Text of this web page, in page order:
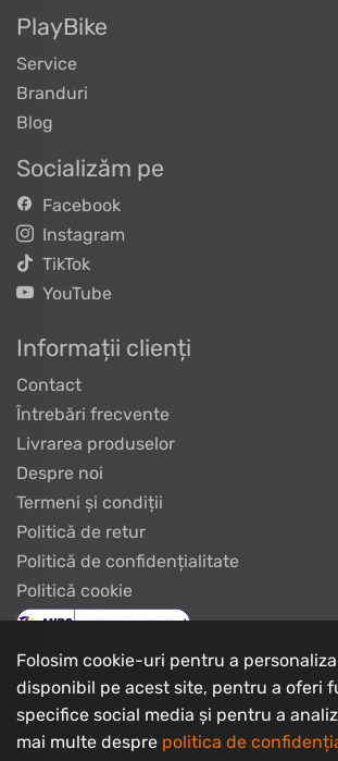
PlayBike
Service
Branduri
Blog
Socializăm pe
Facebook
Instagram
TikTok
YouTube
Informații clienți
Contact
Întrebări frecvente
Livrarea produselor
Despre noi
Termeni și condiții
Politică de retur
Politică de confidențialitate
Politică cookie
Folosim cookie-uri pentru a
disponibil pe acest site, pentru a oferi
specifice social media și pentru a
mai multe despre politica de